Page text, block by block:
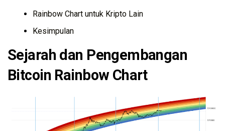
Rainbow Chart untuk Kripto Lain
Kesimpulan
Sejarah dan Pengembangan
Bitcoin Rainbow Chart